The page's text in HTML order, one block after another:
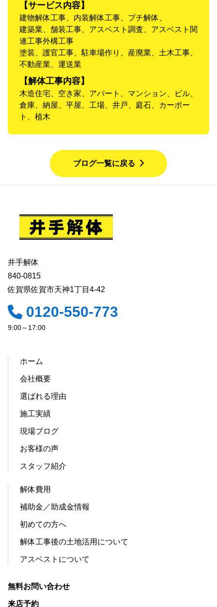
【サービス内容】
建物解体工事、内装解体工事、プチ解体、
建築業、舗装工事、アスベスト調査、アスベスト関
連工事外構工事
塗装、護官工事、駐車場作り、産廃業、土木工事、
不動産業、運送業
【解体工事内容】
木造住宅、空き家、アパート、マンション、ビル、
倉庫、納屋、平屋、工場、井戸、庭石、カーポー
ト、植木
ブログ一覧に戻る
井手解体
840-0815
佐賀県佐賀市天神1丁目4-42
0120-550-773
9:00～17:00
ホーム
会社概要
選ばれる理由
施工実績
現場ブログ
お客様の声
スタッフ紹介
解体費用
補助金／助成金情報
初めての方へ
解体工事後の土地活用について
アスベストについて
無料お問い合わせ
来店予約